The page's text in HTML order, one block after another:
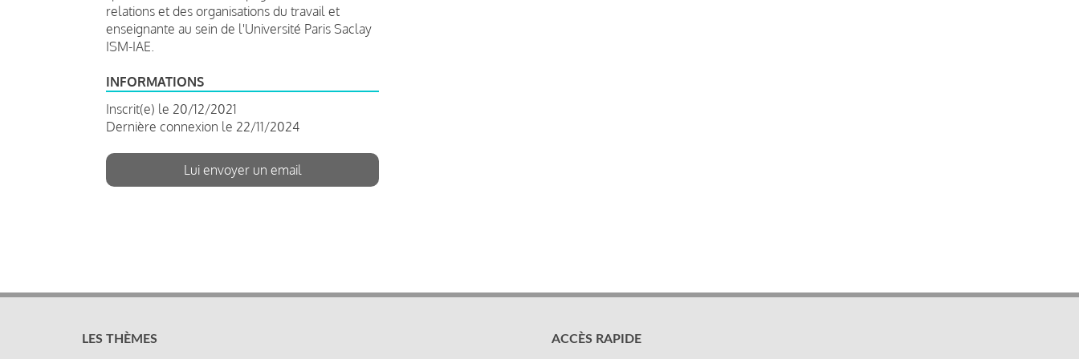
relations et des organisations du travail et
enseignante au sein de l'Université Paris Saclay
ISM-IAE.
INFORMATIONS
Inscrit(e) le 20/12/2021
Dernière connexion le 22/11/2024
Lui envoyer un email
LES THÈMES ACCÈS RAPIDE